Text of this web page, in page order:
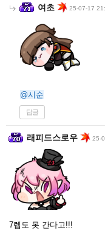
여초 25-07-17
@시순
답글
래피드스로우 25-
7렙도 못 간다고!!!